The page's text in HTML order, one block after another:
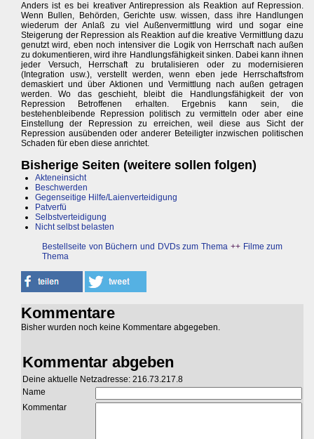
Anders ist es bei kreativer Antirepression als Reaktion auf Repression.
Wenn Bullen, Behörden, Gerichte usw. wissen, dass ihre Handlungen
wiederum der Anlaß zu viel Außenvermittlung wird und sogar eine
Steigerung der Repression als Reaktion auf die kreative Vermittlung dazu
genutzt wird, eben noch intensiver die Logik von Herrschaft nach außen
zu dokumentieren, wird ihre Handlungsfähigkeit sinken. Dabei kann ihnen
jeder Versuch, Herrschaft zu brutalisieren oder zu modernisieren
(Integration usw.), verstellt werden, wenn eben jede Herrschaftsfrom
demaskiert und über Aktionen und Vermittlung nach außen getragen
werden. Wo das geschieht, bleibt die Handlungsfähigkeit der von
Repression Betroffenen erhalten. Ergebnis kann sein, die
bestehenbleibende Repression politisch zu vermitteln oder aber eine
Einstellung der Repression zu erreichen, weil diese aus Sicht der
Repression ausübenden oder anderer Beteiligter inzwischen politischen
Schaden für eben diese anrichtet.
Bisherige Seiten (weitere sollen folgen)
Akteneinsicht
Beschwerden
Gegenseitige Hilfe/Laienverteidigung
Patverfü
Selbstverteidigung
Nicht selbst belasten
Bestellseite von Büchern und DVDs zum Thema ++ Filme zum
Thema
Kommentare
Bisher wurden noch keine Kommentare abgegeben.
Kommentar abgeben
Deine aktuelle Netzadresse: 216.73.217.8
Name
Kommentar